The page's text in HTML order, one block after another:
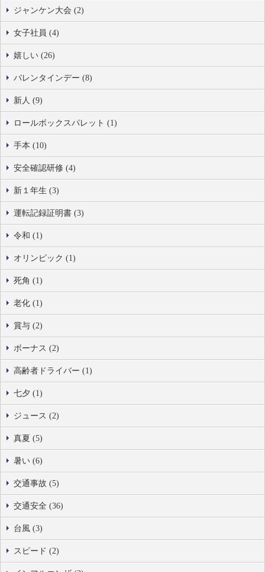
ジャンケン大会 (2)
女子社員 (4)
嬉しい (26)
バレンタインデー (8)
新人 (9)
ロールボックスパレット (1)
手本 (10)
安全確認研修 (4)
新１年生 (3)
運転記録証明書 (3)
令和 (1)
オリンピック (1)
死角 (1)
老化 (1)
賞与 (2)
ボーナス (2)
高齢者ドライバー (1)
七夕 (1)
ジュース (2)
真夏 (5)
暑い (6)
交通事故 (5)
交通安全 (36)
台風 (3)
スピード (2)